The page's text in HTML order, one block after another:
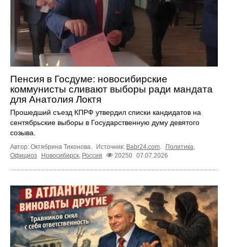
Пенсия в Госдуме: новосибирские
коммунисты сливают выборы ради мандата
для Анатолия Локтя
Прошедший съезд КПРФ утвердил списки кандидатов на
сентябрьские выборы в Государственную думу девятого
созыва.
Автор: Октябрина Тихонова. Источник: Babr24.com. Политика,
Официоз
Новосибирск, Россия 20250 07.07.2026